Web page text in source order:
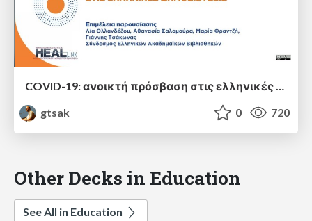
COVID-19: ανοικτή πρόσβαση στις ελληνικές δημοσιεύσεις
gtsak
0 720
Other Decks in Education
See All in Education